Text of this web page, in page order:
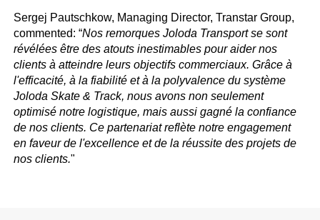
Sergej Pautschkow, Managing Director, Transtar Group,
commented: “Nos remorques Joloda Transport se sont
révélées être des atouts inestimables pour aider nos
clients à atteindre leurs objectifs commerciaux. Grâce à
l'efficacité, à la fiabilité et à la polyvalence du système
Joloda Skate & Track, nous avons non seulement
optimisé notre logistique, mais aussi gagné la confiance
de nos clients. Ce partenariat reflète notre engagement
en faveur de l'excellence et de la réussite des projets de
nos clients."